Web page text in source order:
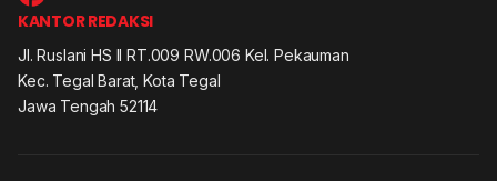
KANTOR REDAKSI
Jl. Ruslani HS II RT.009 RW.006 Kel. Pekauman
Kec. Tegal Barat, Kota Tegal
Jawa Tengah 52114